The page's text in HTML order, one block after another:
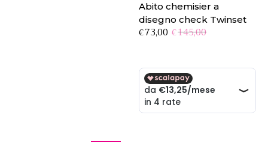
Abito chemisier a
disegno check Twinset
€145,00
Il
era:
€145,00.
€73,00
Il
è:
€73,00.